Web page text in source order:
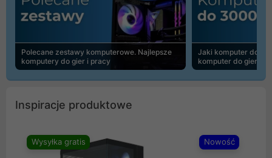
Polecane zestawy komputerowe. Najlepsze
komputery do gier i pracy
Jaki komputer do
komputer do gier |
Inspiracje produktowe
Wysyłka gratis Nowość